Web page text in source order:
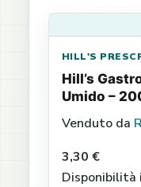
HILL'S
Hill’s
Umido –
Venduto da
3,30 €